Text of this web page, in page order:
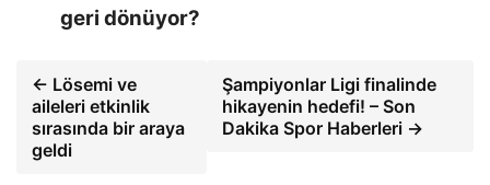
geri dönüyor?
← Lösemi ve
aileleri etkinlik
sırasında bir araya
geldi
Şampiyonlar Ligi finalinde
hikayenin hedefi! – Son
Dakika Spor Haberleri →